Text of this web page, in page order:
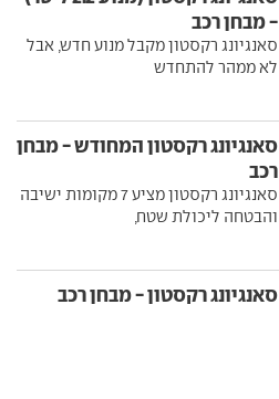
- מבחן רכב
סאנגיונג רקסטון מקבל מנוע חדש, אבל
לא ממהר להתחדש
סאנגיונג רקסטון המחודש - מבחן
רכב
סאנגיונג רקסטון מציע 7 מקומות ישיבה
והבטחה ליכולת שטח,
סאנגיונג רקסטון - מבחן רכב